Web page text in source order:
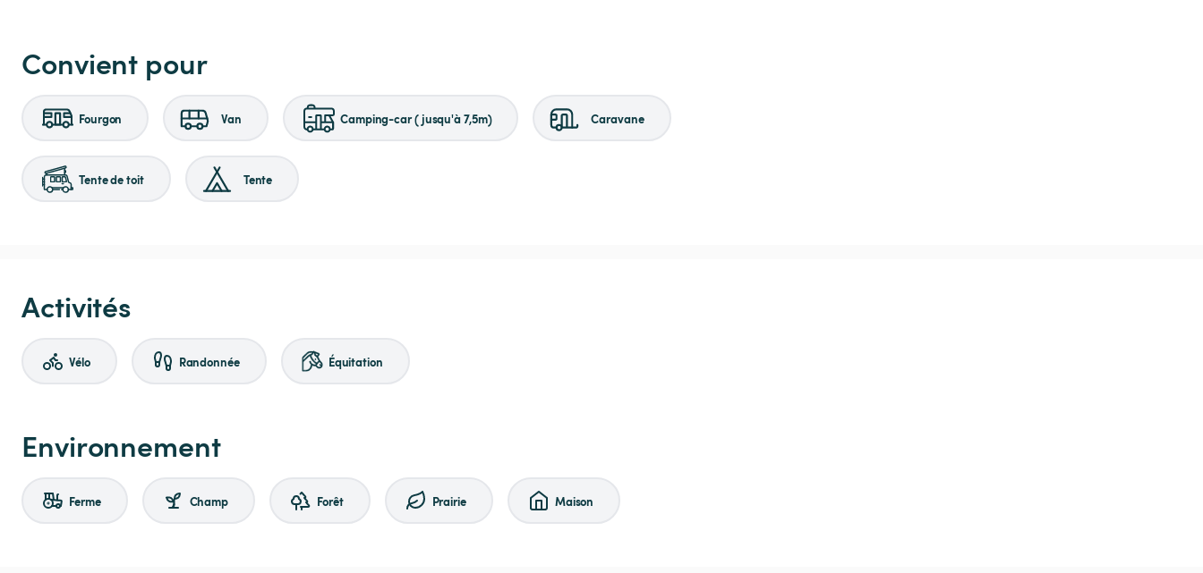
Convient pour
Fourgon Van Camping-car (jusqu'à 7,5m) Caravane
Tente de toit Tente
Activités
Vélo Randonnée Équitation
Environnement
Ferme Champ Forêt Prairie Maison